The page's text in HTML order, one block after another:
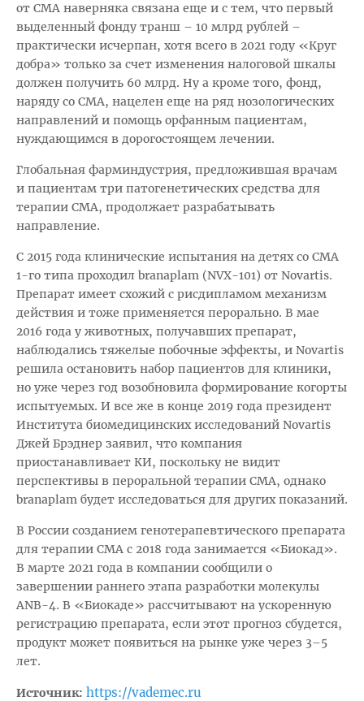
от СМА наверняка связана еще и с тем, что первый
выделенный фонду транш – 10 млрд рублей –
практически исчерпан, хотя всего в 2021 году «Круг
добра» только за счет изменения налоговой шкалы
должен получить 60 млрд. Ну а кроме того, фонд,
наряду со СМА, нацелен еще на ряд нозологических
направлений и помощь орфанным пациентам,
нуждающимся в дорогостоящем лечении.
Глобальная фарминдустрия, предложившая врачам
и пациентам три патогенетических средства для
терапии СМА, продолжает разрабатывать
направление.
С 2015 года клинические испытания на детях со СМА
1-го типа проходил branaplam (NVX-101) от Novartis.
Препарат имеет схожий с рисдипламом механизм
действия и тоже применяется перорально. В мае
2016 года у животных, получавших препарат,
наблюдались тяжелые побочные эффекты, и Novartis
решила остановить набор пациентов для клиники,
но уже через год возобновила формирование когорты
испытуемых. И все же в конце 2019 года президент
Института биомедицинских исследований Novartis
Джей Брэднер заявил, что компания
приостанавливает КИ, поскольку не видит
перспективы в пероральной терапии СМА, однако
branaplam будет исследоваться для других показаний.
В России созданием генотерапевтического препарата
для терапии СМА с 2018 года занимается «Биокад».
В марте 2021 года в компании сообщили о
завершении раннего этапа разработки молекулы
ANB-4. В «Биокаде» рассчитывают на ускоренную
регистрацию препарата, если этот прогноз сбудется,
продукт может появиться на рынке уже через 3–5
лет.
Источник: https://vademec.ru